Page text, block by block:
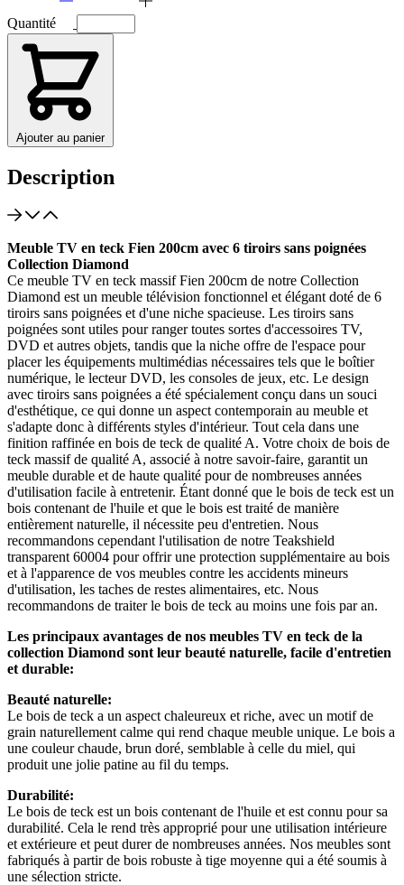
Quantité
Ajouter au panier
Description
Meuble TV en teck Fien 200cm avec 6 tiroirs sans poignées
Collection Diamond
Ce meuble TV en teck massif Fien 200cm de notre Collection
Diamond est un meuble télévision fonctionnel et élégant doté de 6
tiroirs sans poignées et d'une niche spacieuse. Les tiroirs sans
poignées sont utiles pour ranger toutes sortes d'accessoires TV,
DVD et autres objets, tandis que la niche offre de l'espace pour
placer les équipements multimédias nécessaires tels que le boîtier
numérique, le lecteur DVD, les consoles de jeux, etc. Le design
avec tiroirs sans poignées a été spécialement conçu dans un souci
d'esthétique, ce qui donne un aspect contemporain au meuble et
s'adapte donc à différents styles d'intérieur. Tout cela dans une
finition raffinée en bois de teck de qualité A. Votre choix de bois de
teck massif de qualité A, associé à notre savoir-faire, garantit un
meuble durable et de haute qualité pour de nombreuses années
d'utilisation facile à entretenir. Étant donné que le bois de teck est un
bois contenant de l'huile et que le bois est traité de manière
entièrement naturelle, il nécessite peu d'entretien. Nous
recommandons cependant l'utilisation de notre Teakshield
transparent 60004 pour offrir une protection supplémentaire au bois
et à l'apparence de vos meubles contre les accidents mineurs
d'utilisation, les taches de restes alimentaires, etc. Nous
recommandons de traiter le bois de teck au moins une fois par an.
Les principaux avantages de nos meubles TV en teck de la
collection Diamond sont leur beauté naturelle, facile d'entretien
et durable:
Beauté naturelle:
Le bois de teck a un aspect chaleureux et riche, avec un motif de
grain naturellement calme qui rend chaque meuble unique. Le bois a
une couleur chaude, brun doré, semblable à celle du miel, qui
produit une jolie patine au fil du temps.
Durabilité:
Le bois de teck est un bois contenant de l'huile et est connu pour sa
durabilité. Cela le rend très approprié pour une utilisation intérieure
et extérieure et peut durer de nombreuses années. Nos meubles sont
fabriqués à partir de bois robuste à tige moyenne qui a été soumis à
une sélection stricte.